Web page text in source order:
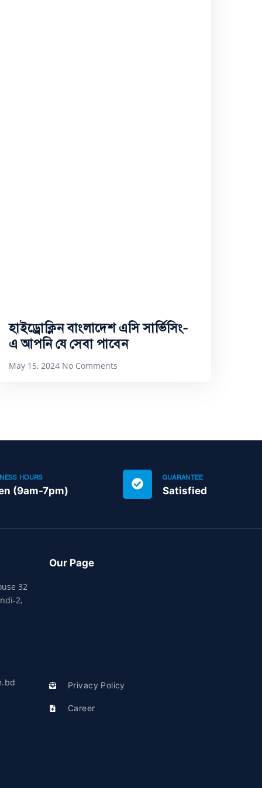
হাইড্রোক্লিন বাংলাদেশ এসি সার্ভিসিং-
এ আপনি যে সেবা পাবেন
May 15, 2024 No Comments
HOURS
(9am-7pm)
GUARANTEE
Satisfied
32
2,
Our Page
Privacy Policy
Career